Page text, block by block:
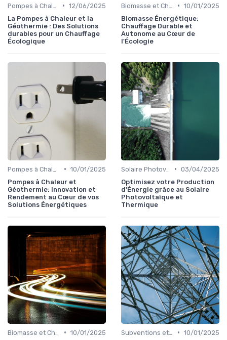
• 12/06/2025
La Pompes à Chaleur et la
Géothermie : Des Solutions
durables pour un Chauffage
Écologique
• 10/01/2025
Biomasse Énergétique:
Chauffage Durable et
Autonome au Cœur de
l'Écologie
• 10/01/2025
Pompes à Chaleur et
Géothermie: Innovation et
Rendement au Cœur de vos
Solutions Énergétiques
• 03/04/2025
Optimisez votre Production
d'Énergie grâce au Solaire
Photovoltaïque et
Thermique
• 10/01/2025
• 10/01/2025